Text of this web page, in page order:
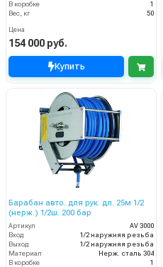
В коробке
1
Вес, кг
50
Цена
154 000 руб.
Купить
Барабан авто. для рук. дл. 25м 1/2
(нерж.) 1/2ш. 200 бар
Артикул
AV 3000
Вход
1/2 наружняя резьба
Выход
1/2 наружняя резьба
Материал
Нерж. сталь 304
В коробке
1